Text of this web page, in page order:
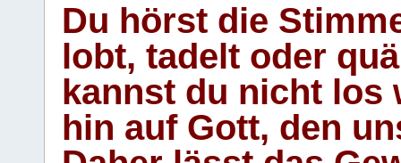
Du hörst die
lobt, tadelt oder
kannst du nicht los
hin auf Gott, den